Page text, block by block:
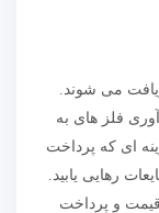
می شوند.
فلز های به
ای که پرداخت
رهایی یابید.
و پرداخت